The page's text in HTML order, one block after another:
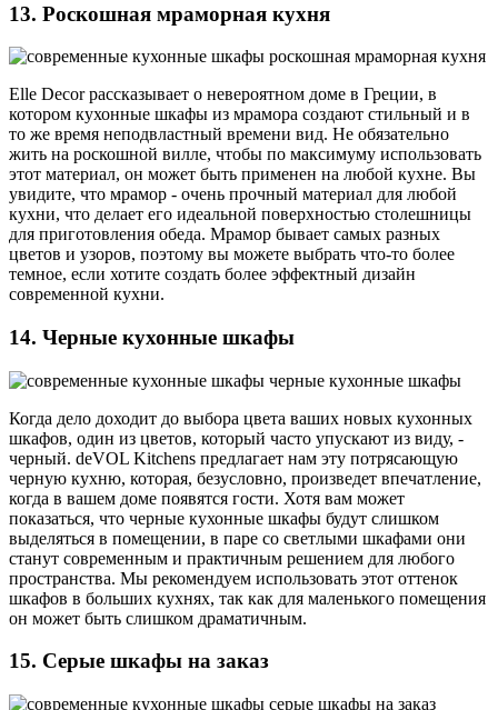
13. Роскошная мраморная кухня
Elle Decor рассказывает о невероятном доме в Греции, в
котором кухонные шкафы из мрамора создают стильный и в
то же время неподвластный времени вид. Не обязательно
жить на роскошной вилле, чтобы по максимуму использовать
этот материал, он может быть применен на любой кухне. Вы
увидите, что мрамор - очень прочный материал для любой
кухни, что делает его идеальной поверхностью столешницы
для приготовления обеда. Мрамор бывает самых разных
цветов и узоров, поэтому вы можете выбрать что-то более
темное, если хотите создать более эффектный дизайн
современной кухни.
14. Черные кухонные шкафы
Когда дело доходит до выбора цвета ваших новых кухонных
шкафов, один из цветов, который часто упускают из виду, -
черный. deVOL Kitchens предлагает нам эту потрясающую
черную кухню, которая, безусловно, произведет впечатление,
когда в вашем доме появятся гости. Хотя вам может
показаться, что черные кухонные шкафы будут слишком
выделяться в помещении, в паре со светлыми шкафами они
станут современным и практичным решением для любого
пространства. Мы рекомендуем использовать этот оттенок
шкафов в больших кухнях, так как для маленького помещения
он может быть слишком драматичным.
15. Серые шкафы на заказ